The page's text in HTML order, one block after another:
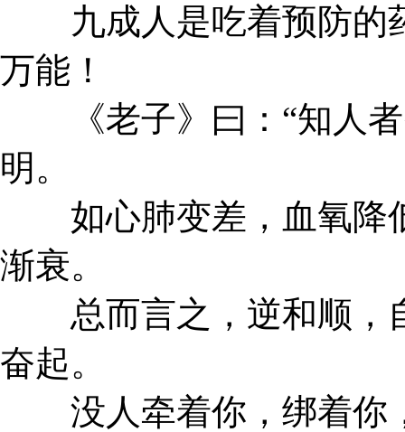
九成人是吃着预防的
万能！
《老子》曰：“知人者
明。
如心肺变差，血氧降
渐衰。
总而言之，逆和顺，
奋起。
没人牵着你，绑着你